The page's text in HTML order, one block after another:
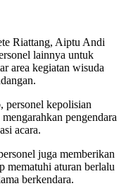
Riattang, Aiptu Andi
lainnya untuk
area kegiatan wisuda
personel kepolisian
pengendara
acara.
juga memberikan
mematuhi aturan berlalu
berkendara.